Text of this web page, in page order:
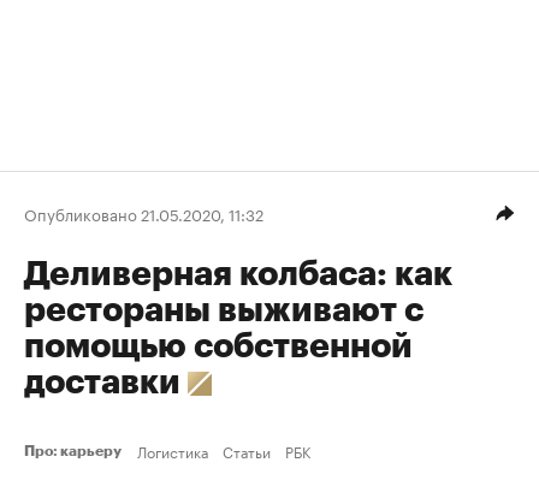
Опубликовано 21.05.2020, 11:32
Деливерная колбаса: как
рестораны выживают с
помощью собственной
доставки
Про: карьеру Логистика Статьи РБК